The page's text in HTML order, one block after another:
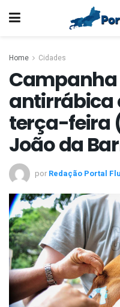
Home Cidades
antirrábica
terça-feira
João da
por Redação Portal